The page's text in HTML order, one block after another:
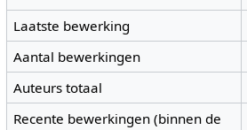
Laatste bewerking
Aantal bewerkingen
Auteurs totaal
Recente bewerkingen (binnen de